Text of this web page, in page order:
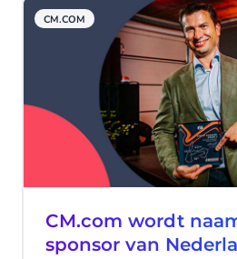
first conversational
oplossingen.
CM.COM
CM.com wordt
sponsor van